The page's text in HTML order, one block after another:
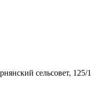
сельсовет, 125/1